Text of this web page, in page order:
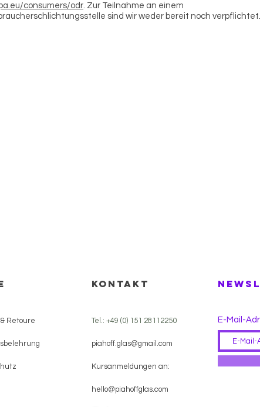
consumers/odr. Zur Teilnahme an einem
sind wir weder bereit noch verpflichtet.
Retoure
KONTAKT
Tel.: +49 (0) 151 28112250
piahoff.glas@gmail.com
Kursanmeldungen an:
hello@piahoffglas.com
E-Mail-